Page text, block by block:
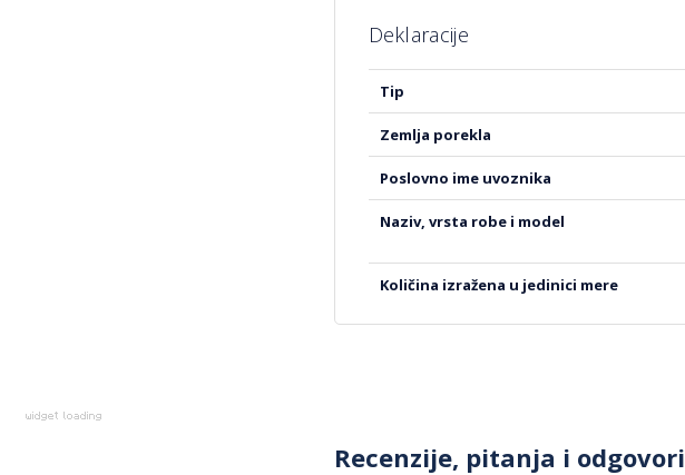
Deklaracije
Više
informacija
tip
zemlja porekla
poslovno ime uvoznika
naziv, vrsta robe i model
količina izražena u jedinici mere
Recenzije, pitanja i odgovori